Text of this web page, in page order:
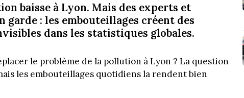
baisse à Lyon. Mais des experts et
garde : les embouteillages créent des
dans les statistiques globales.
le problème de la pollution à Lyon ? La question
les embouteillages quotidiens la rendent bien